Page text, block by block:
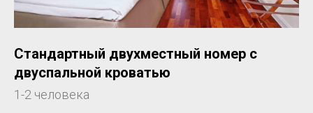
Стандартный двухместный номер с
двуспальной кроватью
1-2 человека